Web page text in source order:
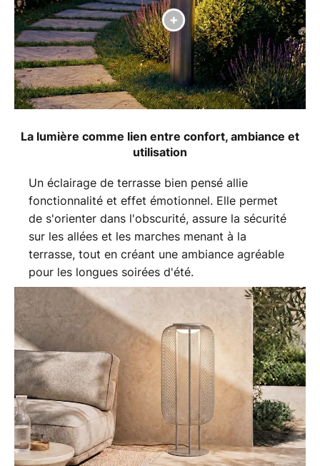
La lumière comme lien entre confort, ambiance et
utilisation
Un éclairage de terrasse bien pensé allie
fonctionnalité et effet émotionnel. Elle permet
de s'orienter dans l'obscurité, assure la sécurité
sur les allées et les marches menant à la
terrasse, tout en créant une ambiance agréable
pour les longues soirées d'été.